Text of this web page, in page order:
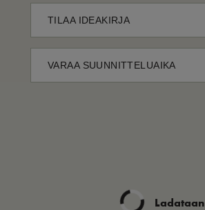
TILAA IDEAKIRJA
VARAA SUUNNITTELUAIKA
Ladataan